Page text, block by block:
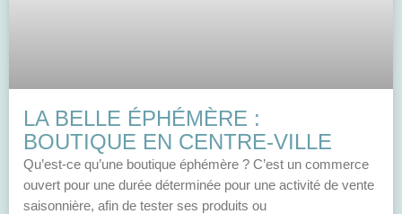
LA BELLE ÉPHÉMÈRE :
BOUTIQUE EN CENTRE-VILLE
Qu’est-ce qu’une boutique éphémère ? C’est un commerce
ouvert pour une durée déterminée pour une activité de vente
saisonnière, afin de tester ses produits ou